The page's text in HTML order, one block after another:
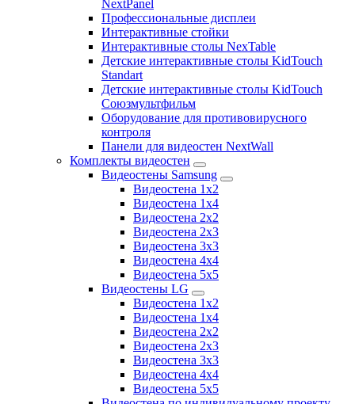
NextPanel
Профессиональные дисплеи
Интерактивные стойки
Интерактивные столы NexTable
Детские интерактивные столы KidTouch
Standart
Детские интерактивные столы KidTouch
Союзмультфильм
Оборудование для противовирусного
контроля
Панели для видеостен NextWall
Комплекты видеостен
Видеостены Samsung
Видеостена 1x2
Видеостена 1x4
Видеостена 2x2
Видеостена 2х3
Видеостена 3x3
Видеостена 4x4
Видеостена 5x5
Видеостены LG
Видеостена 1x2
Видеостена 1x4
Видеостена 2x2
Видеостена 2x3
Видеостена 3x3
Видеостена 4x4
Видеостена 5x5